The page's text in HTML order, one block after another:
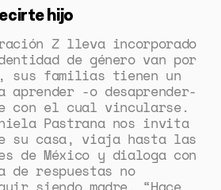
hijo
Z lleva incorporado
de género van por
sus familias tienen un
aprender -o desaprender-
con el cual vincularse.
Pastrana nos invita
su casa, viaja hasta las
de México y dialoga con
de respuestas no
siendo madre. “Hace